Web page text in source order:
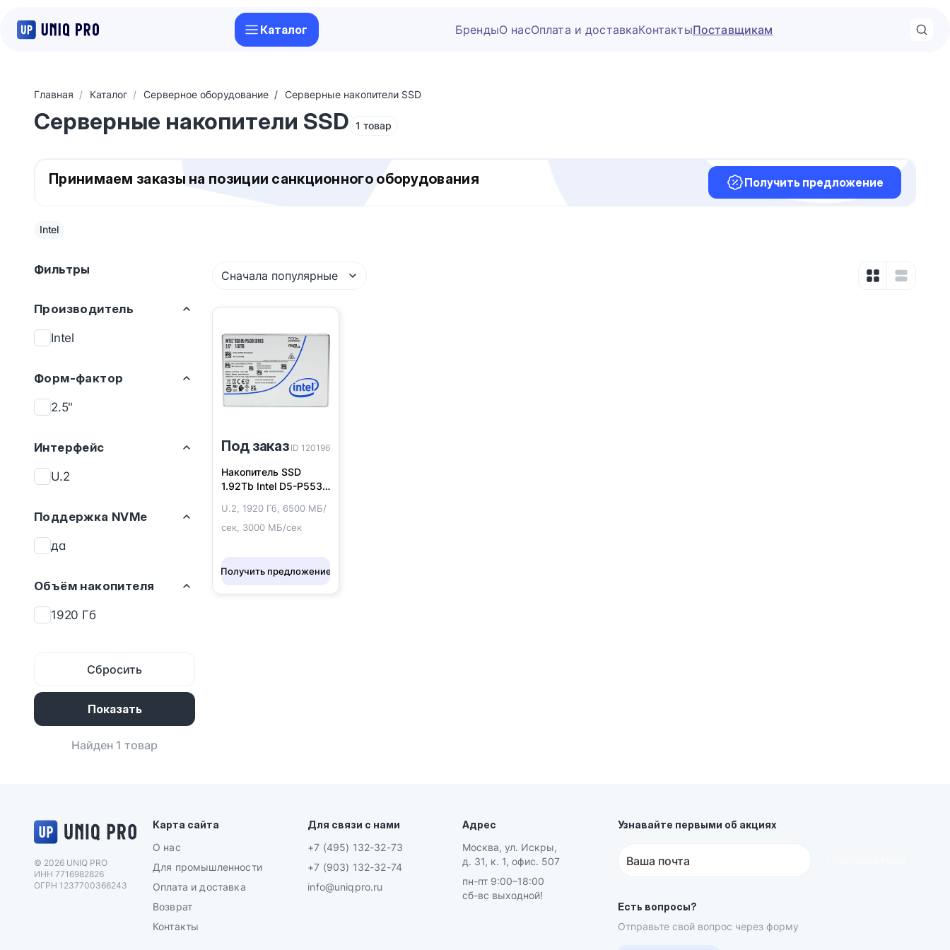
Каталог БрендыО насОплата и доставкаКонтактыПоставщикам
Главная Каталог Серверное оборудование Серверные накопители SSD
Серверные накопители SSD 1 товар
Принимаем заказы на позиции санкционного оборудования Получить предложение
Intel
Фильтры
Производитель
Intel
Форм-фактор
2.5"
Интерфейс
U.2
Поддержка NVMe
да
Объём накопителя
1920 Гб
Сбросить
Найден 1 товар
Сначала популярные
Под заказ ID 120196
Накопитель SSD
1.92Tb Intel D5-P5530
U.2, 1920 Гб, 6500 МБ/
сек, 3000 МБ/сек
Получить предложение
Логотип UNIQ PRO
© 2026 UNIQ PRO
ИНН 7716982826
ОГРН 1237700366243
Карта сайта
О нас
Для промышленности
Оплата и доставка
Возврат
Контакты
Для связи с нами
+7 (495) 132-32-73
+7 (903) 132-32-74
info@uniqpro.ru
Адрес
Москва, ул. Искры,
д. 31, к. 1, офис. 507
пн-пт 9:00–18:00
сб-вс выходной!
Узнавайте первыми об акциях
Ваша почта
Есть вопросы?
Отправьте свой вопрос через форму